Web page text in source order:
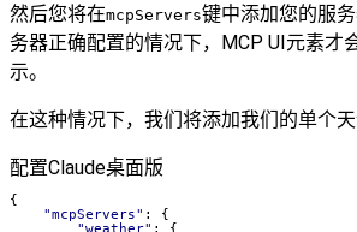
然后您将在mcpServers键中添加您的服
务器正确配置的情况下，MCP UI元素才
示。
在这种情况下，我们将添加我们的单个
配置Claude桌面版
{
"mcpServers" :
{
"weather" :
{